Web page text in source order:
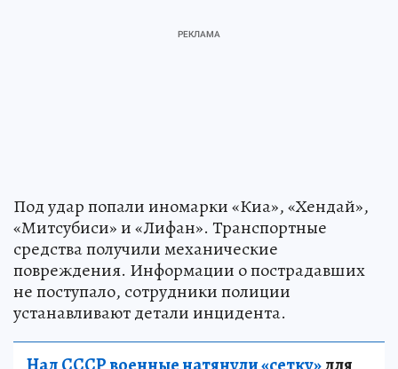
Под удар попали иномарки «Киа», «Хендай»,
«Митсубиси» и «Лифан». Транспортные
средства получили механические
повреждения. Информации о пострадавших
не поступало, сотрудники полиции
устанавливают детали инцидента.